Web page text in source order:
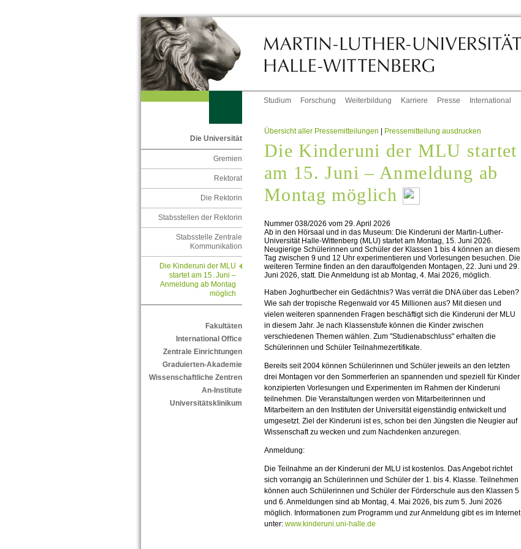
Studium Forschung Weiterbildung Karriere Presse International
Die Universität
Gremien
Rektorat
Die Rektorin
Stabsstellen der Rektorin
Stabsstelle Zentrale
Kommunikation
Die Kinderuni der MLU
startet am 15. Juni –
Anmeldung ab Montag
möglich
Fakultäten
International Office
Zentrale Einrichtungen
Graduierten-Akademie
Wissenschaftliche Zentren
An-Institute
Universitätsklinikum
Übersicht aller Pressemitteilungen | Pressemitteilung ausdrucken
Die Kinderuni der MLU startet
am 15. Juni – Anmeldung ab
Montag möglich
Nummer 038/2026 vom 29. April 2026
Ab in den Hörsaal und in das Museum: Die Kinderuni der Martin-Luther-
Universität Halle-Wittenberg (MLU) startet am Montag, 15. Juni 2026.
Neugierige Schülerinnen und Schüler der Klassen 1 bis 4 können an diesem
Tag zwischen 9 und 12 Uhr experimentieren und Vorlesungen besuchen. Die
weiteren Termine finden an den darauffolgenden Montagen, 22. Juni und 29.
Juni 2026, statt. Die Anmeldung ist ab Montag, 4. Mai 2026, möglich.
Haben Joghurtbecher ein Gedächtnis? Was verrät die DNA über das Leben?
Wie sah der tropische Regenwald vor 45 Millionen aus? Mit diesen und
vielen weiteren spannenden Fragen beschäftigt sich die Kinderuni der MLU
in diesem Jahr. Je nach Klassenstufe können die Kinder zwischen
verschiedenen Themen wählen. Zum "Studienabschluss" erhalten die
Schülerinnen und Schüler Teilnahmezertifikate.
Bereits seit 2004 können Schülerinnen und Schüler jeweils an den letzten
drei Montagen vor den Sommerferien an spannenden und speziell für Kinder
konzipierten Vorlesungen und Experimenten im Rahmen der Kinderuni
teilnehmen. Die Veranstaltungen werden von Mitarbeiterinnen und
Mitarbeitern an den Instituten der Universität eigenständig entwickelt und
umgesetzt. Ziel der Kinderuni ist es, schon bei den Jüngsten die Neugier auf
Wissenschaft zu wecken und zum Nachdenken anzuregen.
Anmeldung:
Die Teilnahme an der Kinderuni der MLU ist kostenlos. Das Angebot richtet
sich vorrangig an Schülerinnen und Schüler der 1. bis 4. Klasse. Teilnehmen
können auch Schülerinnen und Schüler der Förderschule aus den Klassen 5
und 6. Anmeldungen sind ab Montag, 4. Mai 2026, bis zum 5. Juni 2026
möglich. Informationen zum Programm und zur Anmeldung gibt es im Internet
unter: www.kinderuni.uni-halle.de